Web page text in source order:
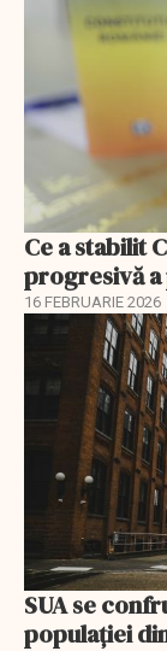
Ce a stabilit
progresivă
16 FEBRUARIE 2026
SUA se
populației